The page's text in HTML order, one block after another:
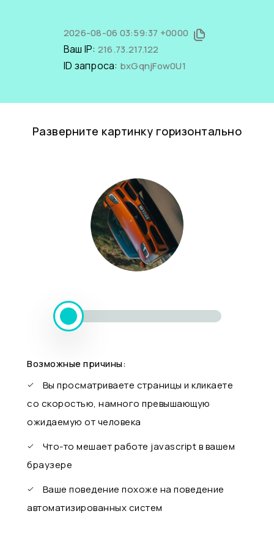
2026-08-06 03:59:37 +0000
Ваш IP: 216.73.217.122
ID запроса: bxGqnjFow0U1
Разверните картинку горизонтально
Возможные причины:
Вы просматриваете страницы и кликаете
со скоростью, намного превышающую
ожидаемую от человека
Что-то мешает работе javascript в вашем
браузере
Ваше поведение похоже на поведение
автоматизированных систем